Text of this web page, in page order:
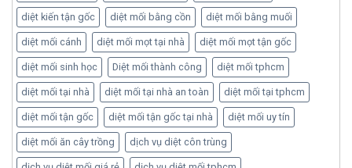
diệt kiến tận gốc diệt mối bằng cồn diệt mối bằng muối
diệt mối cánh diệt mối mọt tại nhà diệt mối mọt tận gốc
diệt mối sinh học Diệt mối thành công diệt mối tphcm
diệt mối tại nhà diệt mối tại nhà an toàn diệt mối tại tphcm
diệt mối tận gốc diệt mối tận gốc tại nhà diệt mối uy tín
diệt mối ăn cây trồng dịch vụ diệt côn trùng